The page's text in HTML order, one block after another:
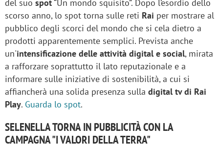
del suo spot“Un mondo squisito”. Dopo l’esordio dello
scorso anno, lo spot torna sulle reti Rai per mostrare al
pubblico degli scorci del mondo che si cela dietro a
prodotti apparentemente semplici. Prevista anche
un'intensificazione delle attività digital e social, mirata
a rafforzare soprattutto il lato reputazionale e a
informare sulle iniziative di sostenibilità, a cui si
affiancherà una solida presenza sulla digital tv di Rai
Play. Guarda lo spot.
SELENELLA TORNA IN PUBBLICITÀ CON LA
CAMPAGNA "I VALORI DELLA TERRA"